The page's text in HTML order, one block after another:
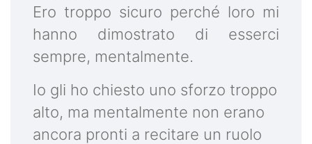
Ero troppo sicuro perché loro mi
hanno dimostrato di esserci
sempre, mentalmente.
Io gli ho chiesto uno sforzo troppo
alto, ma mentalmente non erano
ancora pronti a recitare un ruolo